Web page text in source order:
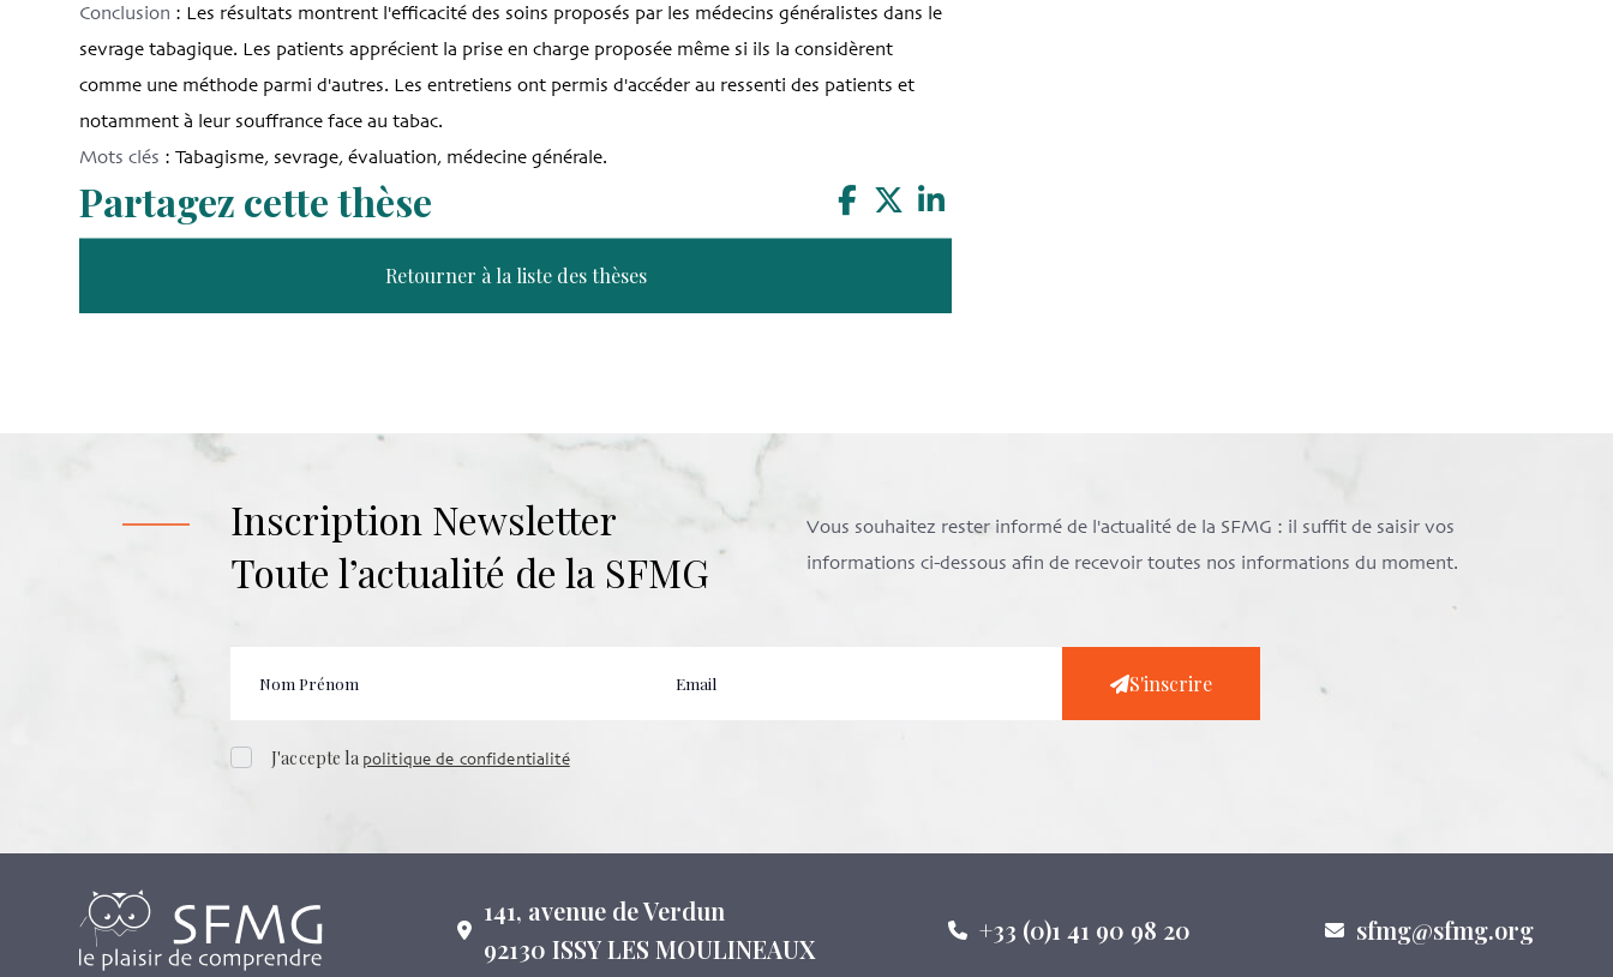
Conclusion : Les résultats montrent l'efficacité des soins proposés par les médecins généralistes dans le
sevrage tabagique. Les patients apprécient la prise en charge proposée même si ils la considèrent
comme une méthode parmi d'autres. Les entretiens ont permis d'accéder au ressenti des patients et
notamment à leur souffrance face au tabac.
Mots clés : Tabagisme, sevrage, évaluation, médecine générale.
Partagez cette thèse
Retourner à la liste des thèses
Inscription Newsletter
Toute l’actualité de la SFMG
Vous souhaitez rester informé de l'actualité de la SFMG : il suffit de saisir vos
informations ci-dessous afin de recevoir toutes nos informations du moment.
S'inscrire
J'accepte lapolitique de confidentialité
141, avenue de Verdun
92130 ISSY LES MOULINEAUX
+33 (0)1 41 90 98 20 sfmg@sfmg.org